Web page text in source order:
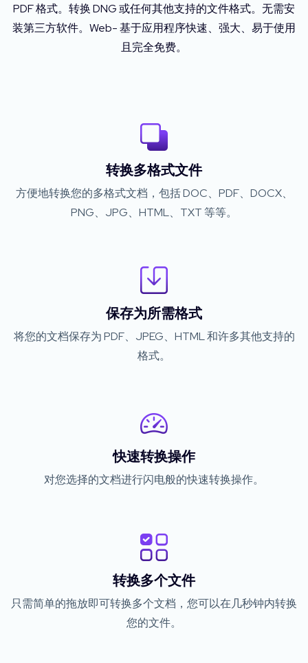
PDF 格式。转换 DNG 或任何其他支持的文件格式。无需安
装第三方软件。Web- 基于应用程序快速、强大、易于使用
且完全免费。
转换多格式文件
方便地转换您的多格式文档，包括 DOC、PDF、DOCX、
PNG、JPG、HTML、TXT 等等。
保存为所需格式
将您的文档保存为 PDF、JPEG、HTML 和许多其他支持的
格式。
快速转换操作
对您选择的文档进行闪电般的快速转换操作。
转换多个文件
只需简单的拖放即可转换多个文档，您可以在几秒钟内转换
您的文件。